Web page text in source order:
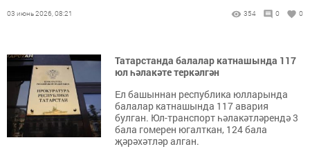
03 июнь 2026, 08:21 354 0 0
Татарстанда балалар катнашында 117
юл һәлакәте теркәлгән
Ел башыннан республика юлларында
балалар катнашында 117 авария
булган. Юл-транспорт һәлакәтләрендә 3
бала гомерен югалткан, 124 бала
җәрәхәтләр алган.